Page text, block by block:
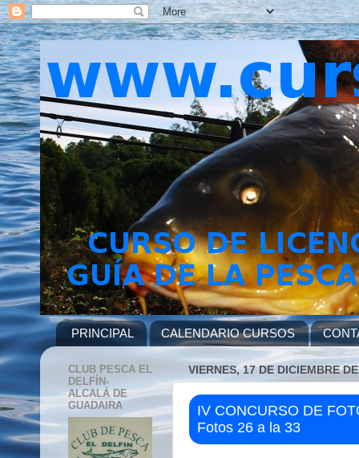
PRINCIPAL CALENDARIO CURSOS
VIERNES, 17 DE DICIEMBRE
IV CONCURSO DE
Fotos 26 a la 33
CLUB PESCA EL
DELFÍN-
ALCALÁ DE
GUADAIRA